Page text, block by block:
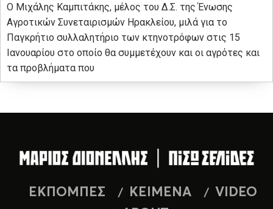
Ο Μιχάλης Καμπιτάκης, μέλος του Δ.Σ. της Ένωσης
Αγροτικών Συνεταιρισμών Ηρακλείου, μιλά για το
Παγκρήτιο συλλαλητήριο των κτηνοτρόφων στις 15
Ιανουαρίου στο οποίο θα συμμετέχουν και οι αγρότες και
τα προβλήματα που
ΕΚΠΟΜΠΕΣ ΚΕΙΜΕΝΑ
VIDEO